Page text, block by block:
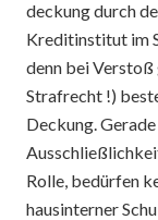
deckung durch
Kreditinstitut im
denn bei
Strafrecht !)
Deckung.
Rolle, bedürfen
hausinterner